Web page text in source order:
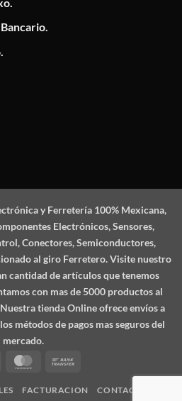
y Ferretería 100% Mexicana,
Electrónicos, Sensores,
Conectores, Semiconductores,
al giro Ferretero. Visite nuestro
cantidad de artículos que tenemos
con mas de 5000 productos al
tienda Online ofrece envíos a
métodos de pagos mas seguros del
mercado.
Visa
MasterCard
FACTURACION CONTACTO